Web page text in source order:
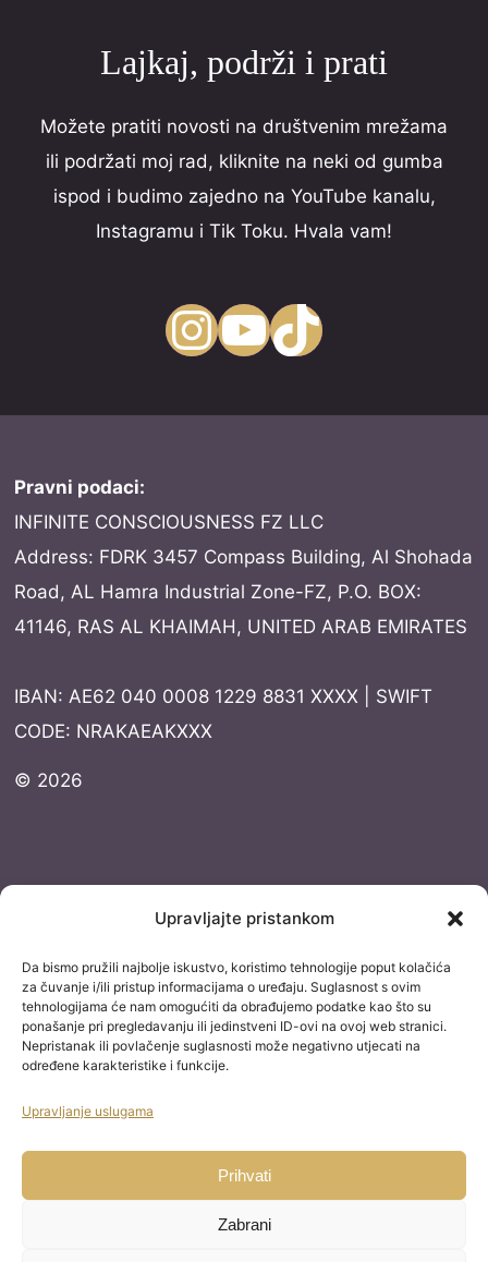
Upravljajte pristankom
Da bismo pružili najbolje iskustvo, koristimo tehnologije poput kolačića
za čuvanje i/ili pristup informacijama o uređaju. Suglasnost s ovim
tehnologijama će nam omogućiti da obrađujemo podatke kao što su
ponašanje pri pregledavanju ili jedinstveni ID-ovi na ovoj web stranici.
Nepristanak ili povlačenje suglasnosti može negativno utjecati na
određene karakteristike i funkcije.
Upravljanje uslugama
Prihvati
Zabrani
Lajkaj, podrži i prati
Možete pratiti novosti na društvenim mrežama
ili podržati moj rad, kliknite na neki od gumba
ispod i budimo zajedno na YouTube kanalu,
Instagramu i Tik Toku. Hvala vam!
InstagramYouTube TikTok
Pravni podaci:
INFINITE CONSCIOUSNESS FZ LLC
Address: FDRK 3457 Compass Building, Al Shohada
Road, AL Hamra Industrial Zone-FZ, P.O. BOX:
41146, RAS AL KHAIMAH, UNITED ARAB EMIRATES
IBAN: AE62 040 0008 1229 8831 XXXX | SWIFT
CODE: NRAKAEAKXXX
© 2026
Uvjeti korištenja
Izjava o izuzimanju od odgovornosti
Izjava o konverziji
Blog staro
Kontakt